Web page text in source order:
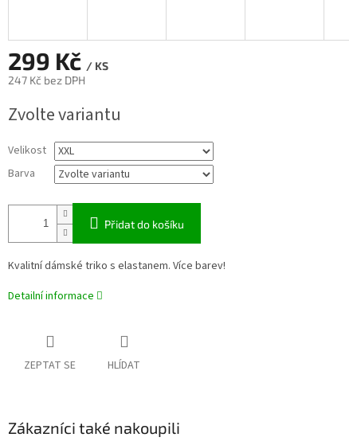
299 Kč / KS
247 Kč bez DPH
cena:
Zvolte variantu
Velikost
Barva
Přidat do košíku
Kvalitní dámské triko s elastanem. Více barev!
Detailní informace
ZEPTAT SE HLÍDAT
Zákazníci také nakoupili